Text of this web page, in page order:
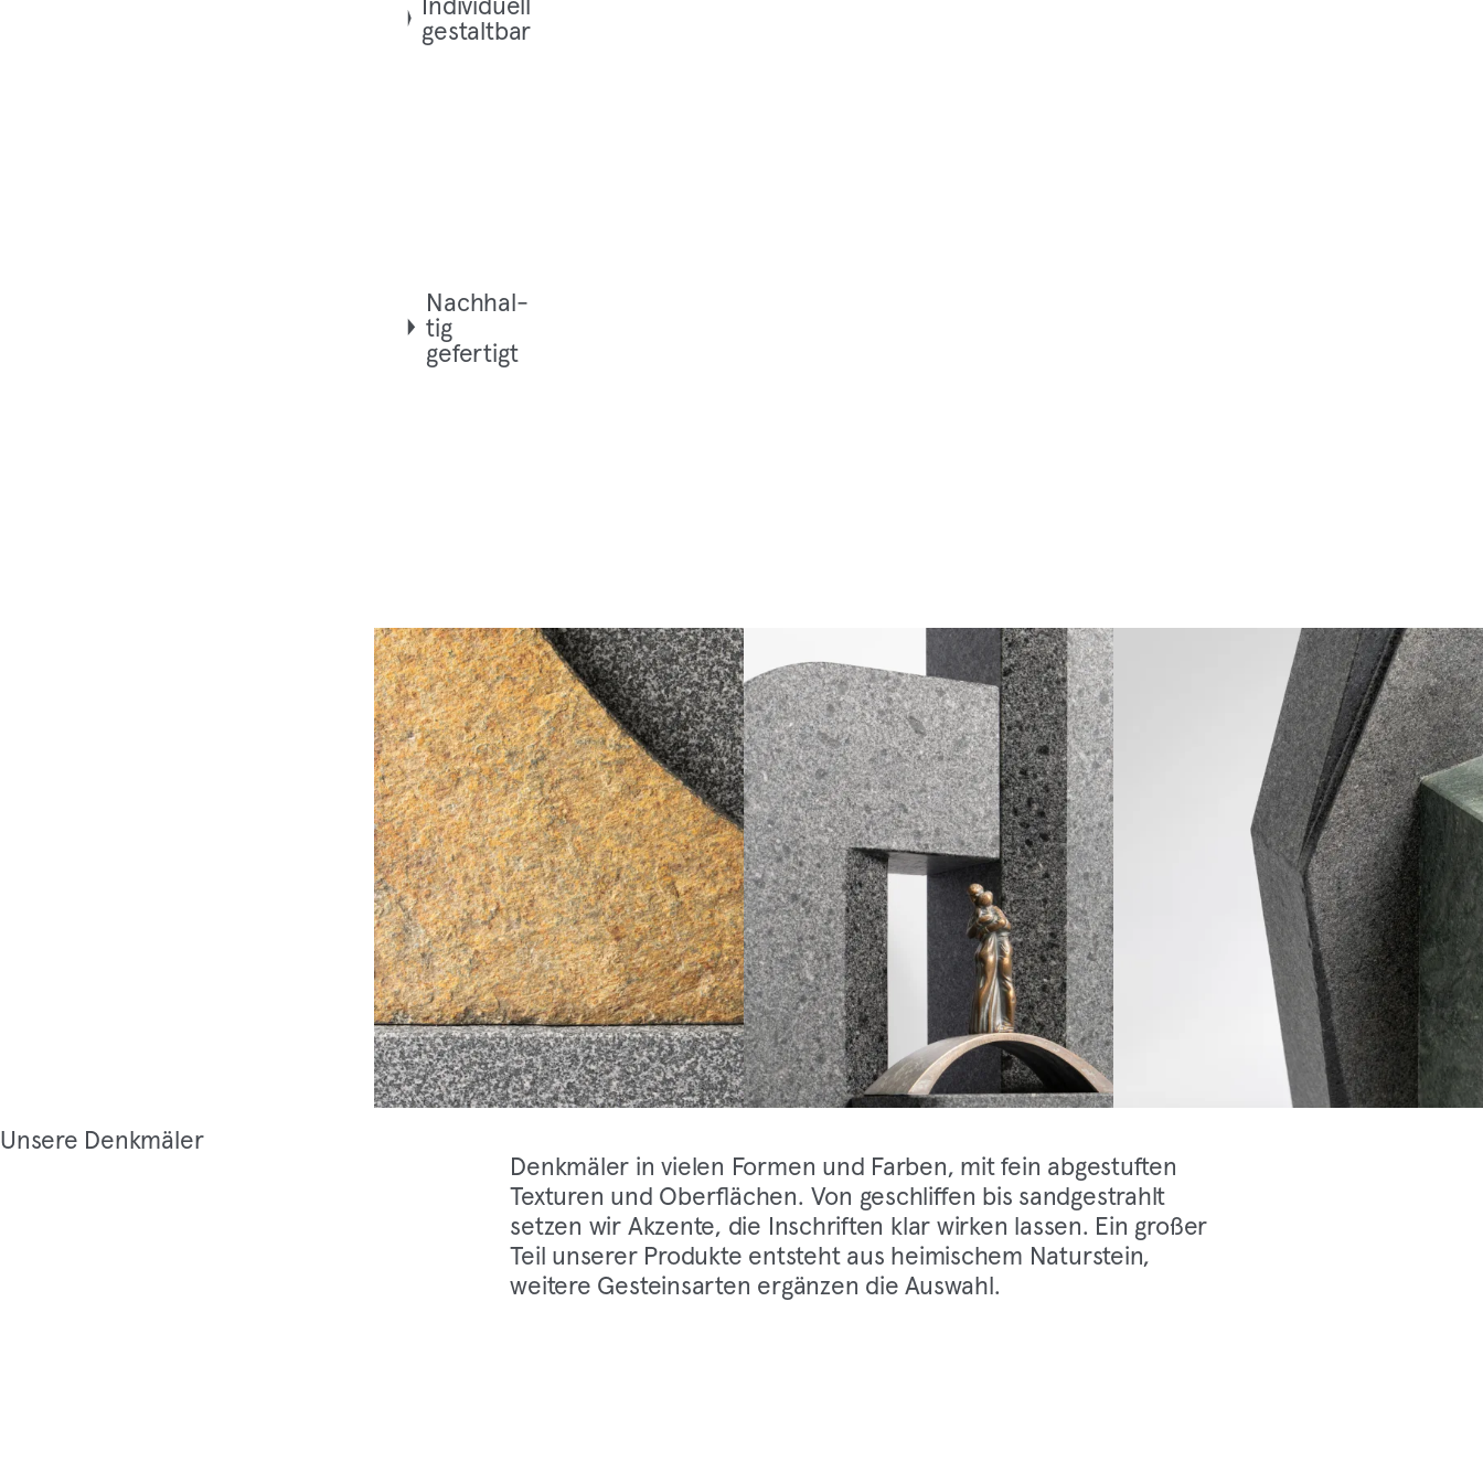
gestaltbar
Nach­hal­
tig
gefertigt
Unsere Denkmäler
Denkmäler in vielen Formen und Farben, mit fein abgestuften
Texturen und Oberflächen. Von geschliffen bis sandgestrahlt
setzen wir Akzente, die Inschriften klar wirken lassen. Ein großer
Teil unserer Produkte entsteht aus heimischem Naturstein,
weitere Gesteinsarten ergänzen die Auswahl.